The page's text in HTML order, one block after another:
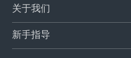
关于我们
新手指导